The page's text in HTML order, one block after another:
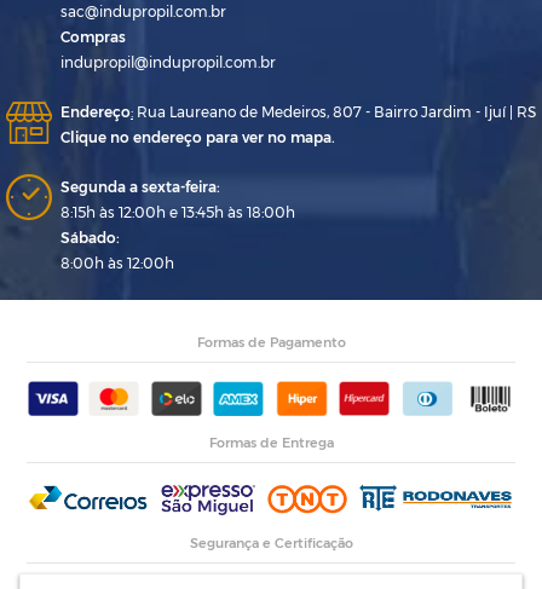
sac@indupropil.com.br
Compras
indupropil@indupropil.com.br
Endereço: Rua Laureano de Medeiros, 807 - Bairro Jardim - Ijuí | RS
Clique no endereço para ver no mapa.
Segunda a sexta-feira:
8:15h às 12:00h e 13:45h às 18:00h
Sábado:
8:00h às 12:00h
Formas de Pagamento
Formas de Entrega
Segurança e Certificação